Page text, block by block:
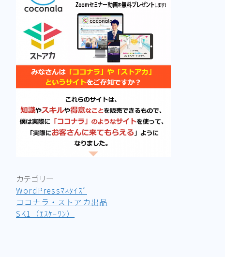
カテゴリー
WordPressﾏﾈﾀｲｽﾞ
ココナラ・ストアカ出品
SK1（ｴｽｹｰﾜﾝ）